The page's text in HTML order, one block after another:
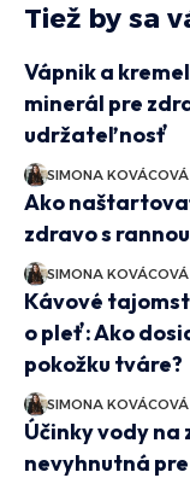
Tiež by sa
Vápnik a
minerál pre
udržateľnosť
SIMONA KOVÁCOVÁ
Ako
zdravo s
SIMONA KOVÁCOVÁ
Kávové
o pleť: Ako
pokožku tváre?
SIMONA KOVÁCOVÁ
Účinky vody na
nevyhnutná